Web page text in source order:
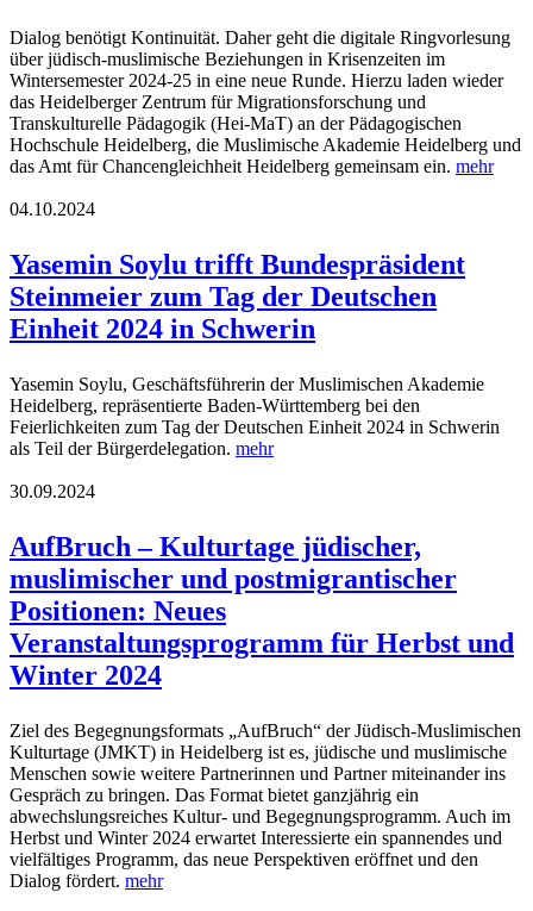
Dialog benötigt Kontinuität. Daher geht die digitale Ringvorlesung
über jüdisch-muslimische Beziehungen in Krisenzeiten im
Wintersemester 2024-25 in eine neue Runde. Hierzu laden wieder
das Heidelberger Zentrum für Migrationsforschung und
Transkulturelle Pädagogik (Hei-MaT) an der Pädagogischen
Hochschule Heidelberg, die Muslimische Akademie Heidelberg und
das Amt für Chancengleichheit Heidelberg gemeinsam ein. mehr
04.10.2024
Yasemin Soylu trifft Bundespräsident
Steinmeier zum Tag der Deutschen
Einheit 2024 in Schwerin
Yasemin Soylu, Geschäftsführerin der Muslimischen Akademie
Heidelberg, repräsentierte Baden-Württemberg bei den
Feierlichkeiten zum Tag der Deutschen Einheit 2024 in Schwerin
als Teil der Bürgerdelegation. mehr
30.09.2024
AufBruch – Kulturtage jüdischer,
muslimischer und postmigrantischer
Positionen: Neues
Veranstaltungsprogramm für Herbst und
Winter 2024
Ziel des Begegnungsformats „AufBruch“ der Jüdisch-Muslimischen
Kulturtage (JMKT) in Heidelberg ist es, jüdische und muslimische
Menschen sowie weitere Partnerinnen und Partner miteinander ins
Gespräch zu bringen. Das Format bietet ganzjährig ein
abwechslungsreiches Kultur- und Begegnungsprogramm. Auch im
Herbst und Winter 2024 erwartet Interessierte ein spannendes und
vielfältiges Programm, das neue Perspektiven eröffnet und den
Dialog fördert. mehr